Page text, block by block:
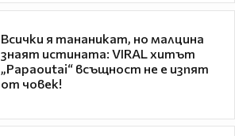
Всички я тананикат, но малцина
знаят истината: VIRAL хитът
„Papaoutai“ всъщност не е изпят
от човек!